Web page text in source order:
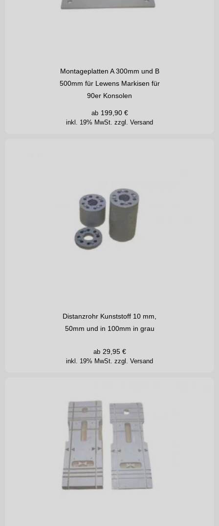
Montageplatten A 300mm und B
500mm für Lewens Markisen für
90er Konsolen
inkl. 19% MwSt. zzgl. Versand
ab 199,90€
Distanzrohr Kunststoff 10 mm,
50mm und in 100mm in grau
inkl. 19% MwSt. zzgl. Versand
ab 29,95€